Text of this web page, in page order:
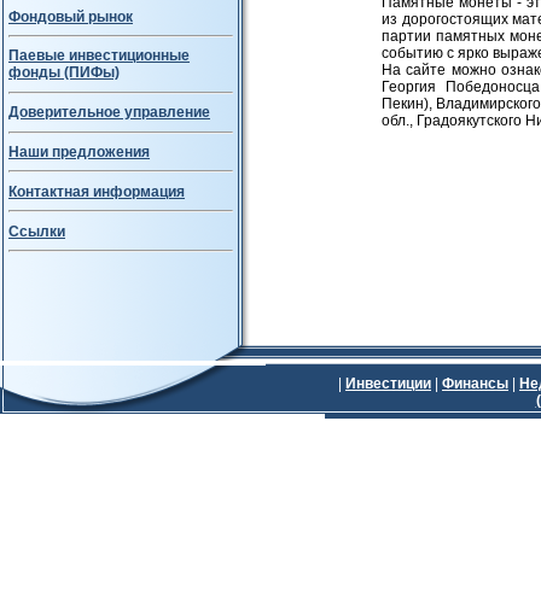
Фондовый рынок
Паевые инвестиционные
фонды (ПИФы)
Доверительное управление
Наши предложения
Контактная информация
Ссылки
из дорогостоящих
партии памятных
событию с ярко
На сайте можно
Георгия
Пекин),
обл., Градоякутского
Инвестиции Финансы